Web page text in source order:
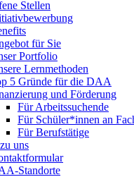
Stellen
für Sie
Portfolio
Lernmethoden
5 Gründe für die DAA
und Förderung
Für Arbeitssuchende
Für Schüler*innen an
Für Berufstätige
uns
Standorte